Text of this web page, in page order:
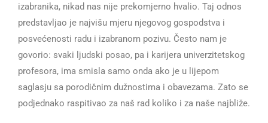
izabranika, nikad nas nije prekomjerno hvalio. Taj odnos
predstavljao je najvišu mjeru njegovog gospodstva i
posvećenosti radu i izabranom pozivu. Često nam je
govorio: svaki ljudski posao, pa i karijera univerzitetskog
profesora, ima smisla samo onda ako je u lijepom
saglasju sa porodičnim dužnostima i obavezama. Zato se
podjednako raspitivao za naš rad koliko i za naše najbliže.